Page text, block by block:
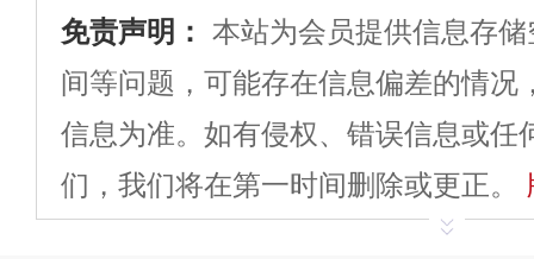
免责声明： 本站为会员提供信息存
间等问题，可能存在信息偏差的情况
信息为准。如有侵权、错误信息或任
们，我们将在第一时间删除或更正。
平台自有内容（文字